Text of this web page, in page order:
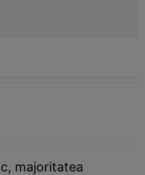
majoritatea